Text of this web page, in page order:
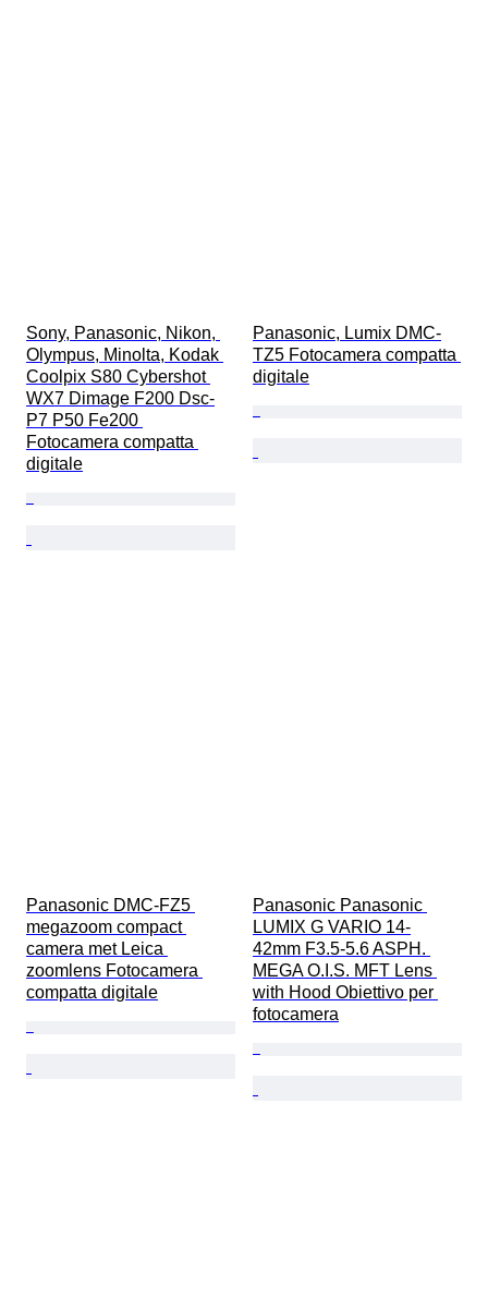
Sony, Panasonic, Nikon,
Olympus, Minolta, Kodak
Coolpix S80 Cybershot
WX7 Dimage F200 Dsc-
P7 P50 Fe200
Fotocamera compatta
digitale
Panasonic, Lumix DMC-
TZ5 Fotocamera compatta
digitale
Panasonic DMC-FZ5
megazoom compact
camera met Leica
zoomlens Fotocamera
compatta digitale
Panasonic Panasonic
LUMIX G VARIO 14-
42mm F3.5-5.6 ASPH.
MEGA O.I.S. MFT Lens
with Hood Obiettivo per
fotocamera